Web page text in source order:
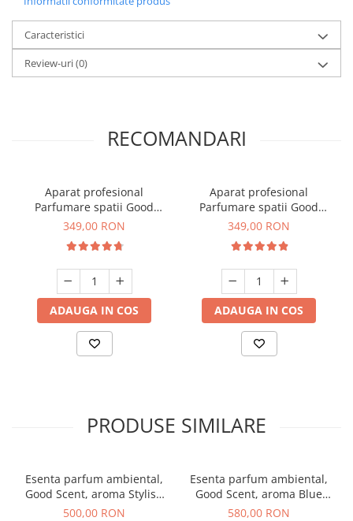
Caracteristici
Review-uri(0)
RECOMANDARI
Aparat profesional
Parfumare spatii Good
Scent GS 100, culoare alba
349,00 RON
ADAUGA IN COS
Aparat profesional
Parfumare spatii Good
Scent GS 100, culoare
349,00 RON
ADAUGA IN COS
PRODUSE SIMILARE
Esenta parfum ambiental,
Good Scent, aroma Stylish
Boss, 1 Kg
500,00 RON
Esenta parfum ambiental,
Good Scent, aroma Blue
Chanell, 1 Kg
580,00 RON